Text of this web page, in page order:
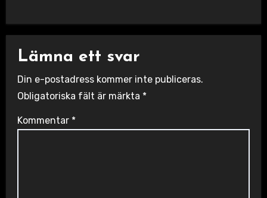
Lämna ett svar
Din e-postadress kommer inte publiceras.
Obligatoriska fält är märkta *
Kommentar *